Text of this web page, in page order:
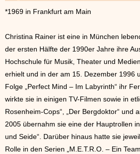
*1969 in Frankfurt am Main
Christina Rainer ist eine in München
der ersten Hälfte der 1990er Jahre ihre
Hochschule für Musik, Theater und
erhielt und in der am 15. Dezember 1996
Folge „Perfect Mind – Im Labyrinth“ ihr
wirkte sie in einigen TV-Filmen sowie in
Rosenheim-Cops“, „Der Bergdoktor“ und
2005 übernahm sie eine der Hauptrollen
und Seide“. Darüber hinaus hatte sie
Rolle in den Serien „M.E.T.R.O. – Ein